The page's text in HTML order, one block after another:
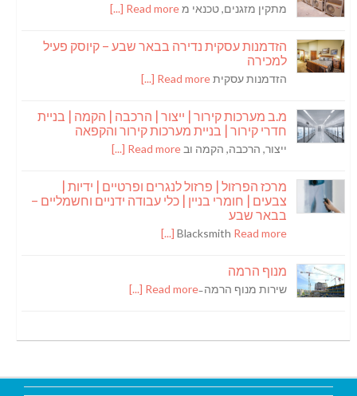
מתקין מזגנים, טכנאי מRead more [...]
הזדמנות עסקית נדירה בבאר שבע – קיוסק פעיל
למכירה
הזדמנות עסקיתRead more [...]
מ.ב מערכות קירור | ייצור | הרכבה | הקמה | בניית
חדרי קירור | בניית מערכות קירור והקפאה
ייצור, הרכבה, הקמה וב Read more [...]
מרכז הפרזול | פרזול לנגרים ופרטיים | ידיות |
צבעים | חומרי בניין | כלי עבודה ידניים וחשמליים –
בבאר שבע
Blacksmith Read more [...]
מנוף הרמה
שירות מנוף הרמה ̵Read more [...]